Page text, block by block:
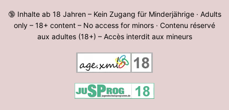
🔞 Inhalte ab 18 Jahren – Kein Zugang für Minderjährige · Adults
only – 18+ content – No access for minors · Contenu réservé
aux adultes (18+) – Accès interdit aux mineurs